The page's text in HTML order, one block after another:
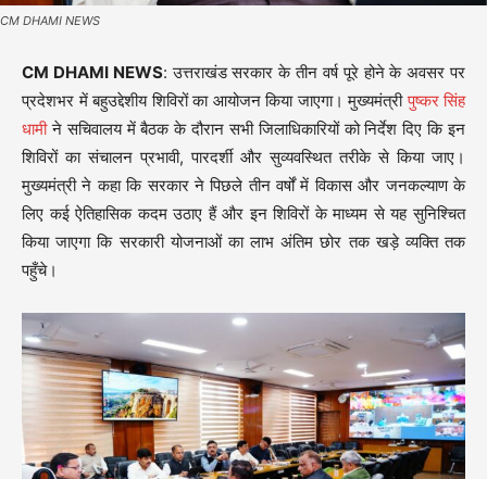
CM DHAMI NEWS
CM DHAMI NEWS: उत्तराखंड सरकार के तीन वर्ष पूरे होने के अवसर पर
प्रदेशभर में बहुउद्देशीय शिविरों का आयोजन किया जाएगा। मुख्यमंत्रीपुष्कर सिंह
धामीने सचिवालय में बैठक के दौरान सभी जिलाधिकारियों को निर्देश दिए कि इन
शिविरों का संचालन प्रभावी, पारदर्शी और सुव्यवस्थित तरीके से किया जाए।
मुख्यमंत्री ने कहा कि सरकार ने पिछले तीन वर्षों में विकास और जनकल्याण के
लिए कई ऐतिहासिक कदम उठाए हैं और इन शिविरों के माध्यम से यह सुनिश्चित
किया जाएगा कि सरकारी योजनाओं का लाभ अंतिम छोर तक खड़े व्यक्ति तक
पहुँचे।